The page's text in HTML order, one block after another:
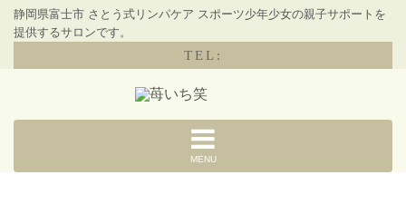
静岡県富士市 さとう式リンパケア スポーツ少年少女の親子サポートを
提供するサロンです。
TEL:
MENU